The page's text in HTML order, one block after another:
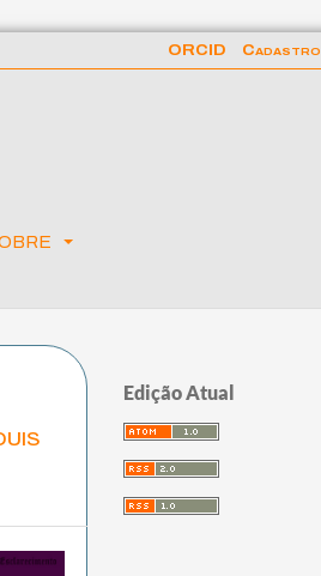
ORCID Cadastro
Edição Atual